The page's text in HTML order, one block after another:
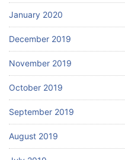
January 2020
December 2019
November 2019
October 2019
September 2019
August 2019